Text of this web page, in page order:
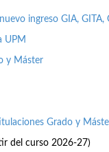
ingreso GIA,
UPM
y Máster
Grado y
del curso 2026-27)